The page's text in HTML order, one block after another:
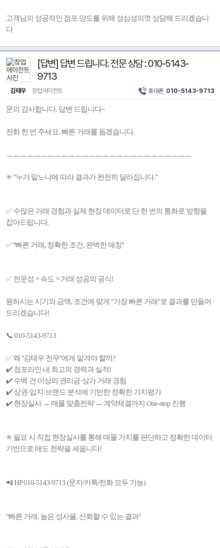
고객님의 성공적인 점포 양도를 위해 성심성의껏 상담해 드리겠습니
다
[답변] 답변 드립니다. 전문 상담 : 010-5143-
9713
김태우 창업에이전트 휴대폰 010-5143-9713
문의 감사합니다. 답변 드립니다~
전화 한 번 주세요. 빠른 거래를 돕겠습니다.
ㅡㅡㅡㅡㅡㅡㅡㅡㅡㅡㅡㅡㅡㅡㅡㅡㅡㅡㅡㅡㅡㅡㅡㅡㅡㅡㅡ
✳️ "누가 맡느냐에 따라 결과가 완전히 달라집니다."
✅ 수많은 거래 경험과 실제 현장 데이터로 단 한 번의 통화로 방향을
잡아드립니다.
✅ ''빠른 거래, 정확한 조건, 완벽한 매칭''
✅ 전문성 + 속도 = 거래 성공의 공식!
원하시는 시기와 금액, 조건에 맞게 "가장 빠른 거래"로 결과를 만들어
드리겠습니다!
📞 010-5143-9713
✅ 왜 ''김태우 전무''에게 맡겨야 할까?
✔️ 점포라인 내 최고의 경력과 실적!
✔️ 수백 건 이상의 권리금·상가 거래 경험
✔️ 상권·입지·브랜드 분석에 기반한 정확한 가치평가
✔️ 현장실사 → 매물 맞춤전략 → 계약체결까지 One-stop 진행
✳️ 필요 시 직접 현장실사를 통해 매물 가치를 판단하고 정확한 데이터
기반으로 매도 전략을 세웁니다!
📲 HP 010-5143-9713 (문자/카톡/전화 모두 가능)
"빠른 거래, 높은 성사율, 신뢰할 수 있는 결과"